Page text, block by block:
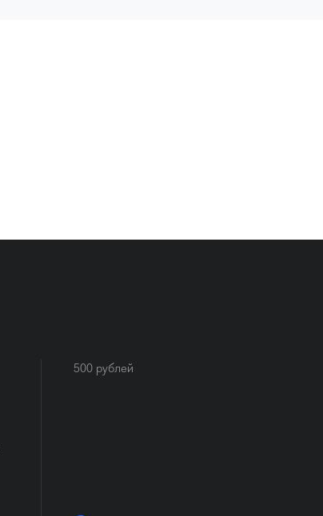
500 рублей